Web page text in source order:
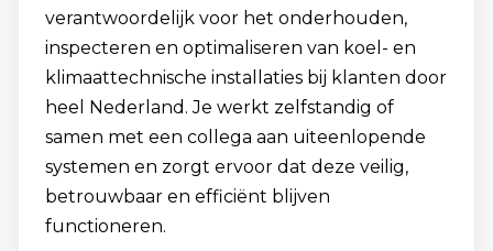
verantwoordelijk voor het onderhouden,
inspecteren en optimaliseren van koel- en
klimaattechnische installaties bij klanten door
heel Nederland. Je werkt zelfstandig of
samen met een collega aan uiteenlopende
systemen en zorgt ervoor dat deze veilig,
betrouwbaar en efficiënt blijven
functioneren.